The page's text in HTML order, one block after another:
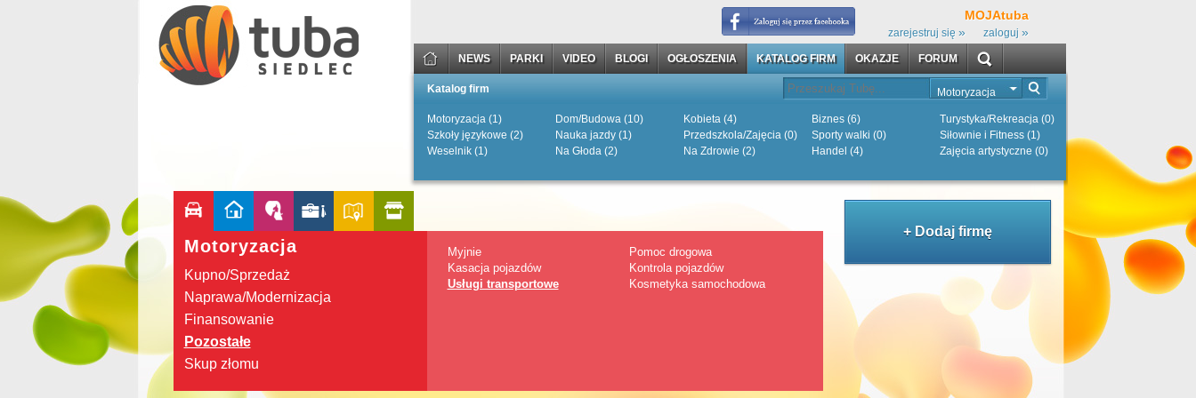
MOJAtuba
zarejestruj się » zaloguj »
NEWS PARKI VIDEO BLOGI OGŁOSZENIA KATALOG FIRM OKAZJE FORUM
Katalog firm Motoryzacja
Motoryzacja (1) Dom/Budowa (10) Kobieta (4) Biznes (6)
Turystyka/Rekreacja (0)
Szkoły językowe (2)
Nauka jazdy (1) Przedszkola/Zajęcia (0) Sporty walki (0)
Siłownie i Fitness (1)
Weselnik (1)
Na Głoda (2) Na Zdrowie (2) Handel (4) Zajęcia artystyczne (0)
Motoryzacja
Kupno/Sprzedaż
Naprawa/Modernizacja
Finansowanie
Pozostałe
Skup złomu
Myjnie
Pomoc drogowa
Kasacja pojazdów
Kontrola pojazdów
Usługi transportowe
Kosmetyka samochodowa
+ Dodaj firmę